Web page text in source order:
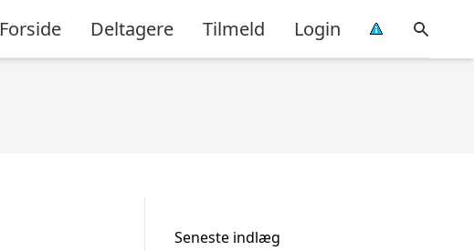
Forside Deltagere Tilmeld Login
Seneste indlæg